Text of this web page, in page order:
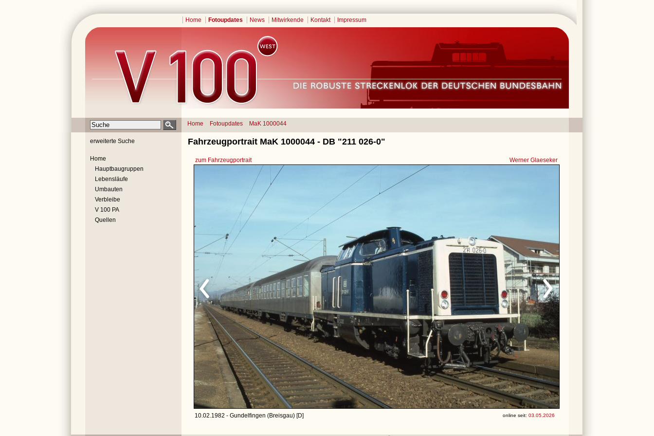
Home Fotoupdates News Mitwirkende Kontakt Impressum
Home Fotoupdates MaK 1000044
erweiterte Suche
Home
Hauptbaugruppen
Lebensläufe
Umbauten
Verbleibe
V 100 PA
Quellen
Fahrzeugportrait MaK 1000044 - DB "211 026-0"
zum Fahrzeugportrait Werner Glaeseker
10.02.1982 - Gundelfingen (Breisgau) [D] online seit: 03.05.2026